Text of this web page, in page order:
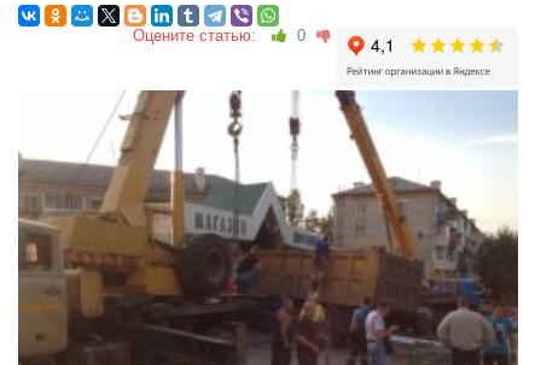
Оцените статью: 0